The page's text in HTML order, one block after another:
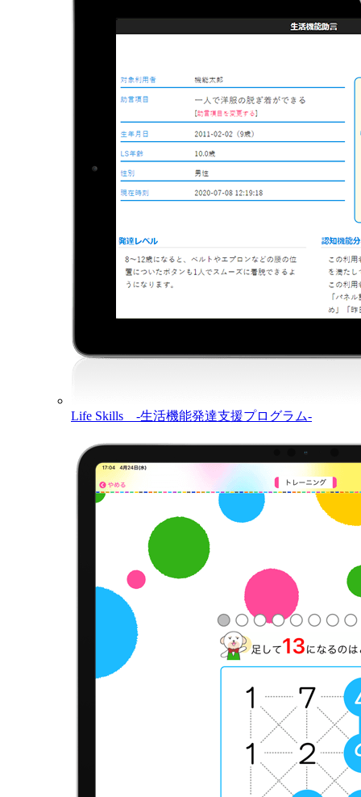
Life Skills -生活機能発達支援プログラム-